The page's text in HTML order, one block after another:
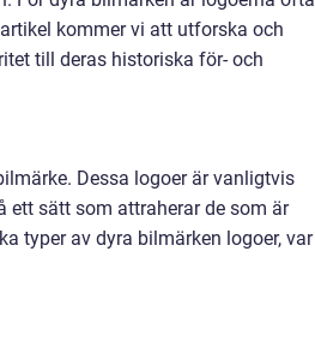
kommer vi att utforska och
till deras historiska för- och
Dessa logoer är vanligtvis
ett sätt som attraherar de som är
typer av dyra bilmärken logoer, var